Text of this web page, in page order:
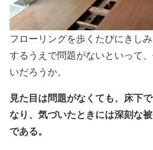
フローリングを歩くたびにきし
するうえで問題がないといって
いだろうか。
見た目は問題がなくても、床下
なり、気づいたときには深刻な
である。